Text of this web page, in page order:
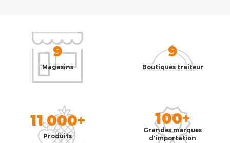
9
Magasins
9
Boutiques traiteur
11 000+
Produits
100+
Grandes marques
d'importation